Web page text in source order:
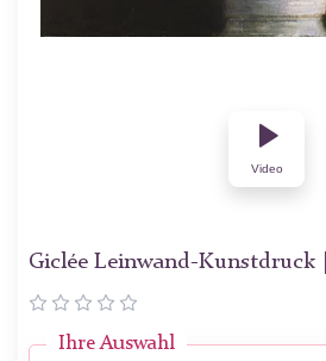
Video
Giclée Leinwand-Kunstdruck |
Ihre Auswahl